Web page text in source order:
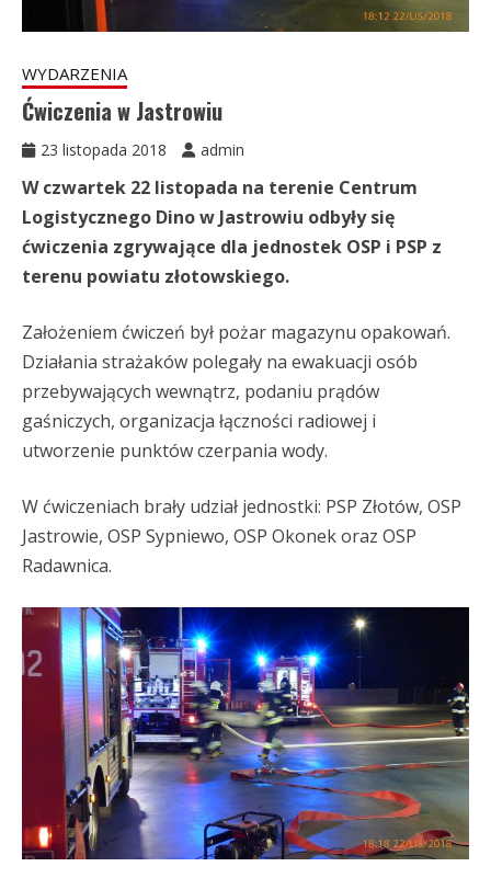
WYDARZENIA
Ćwiczenia w Jastrowiu
23 listopada 2018 admin
W czwartek 22 listopada na terenie Centrum
Logistycznego Dino w Jastrowiu odbyły się
ćwiczenia zgrywające dla jednostek OSP i PSP z
terenu powiatu złotowskiego.
Założeniem ćwiczeń był pożar magazynu opakowań.
Działania strażaków polegały na ewakuacji osób
przebywających wewnątrz, podaniu prądów
gaśniczych, organizacja łączności radiowej i
utworzenie punktów czerpania wody.
W ćwiczeniach brały udział jednostki: PSP Złotów, OSP
Jastrowie, OSP Sypniewo, OSP Okonek oraz OSP
Radawnica.